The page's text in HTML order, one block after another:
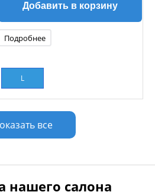
Добавить в корзину
Подробнее
L
все
нашего салона